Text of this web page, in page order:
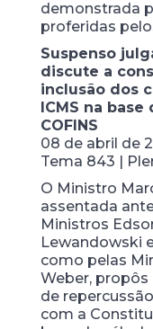
demonstrada
proferidas
Suspenso
discute a
inclusão dos
ICMS na
COFINS
08 de abril de
Tema 843 |
O Ministro
assentada
Ministros
Lewandowski
como pelas
Weber,
de
com a